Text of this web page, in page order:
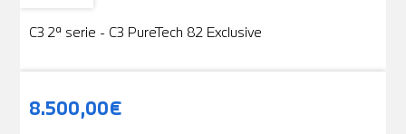
C3 2ª serie - C3 PureTech 82 Exclusive
8.500,00€